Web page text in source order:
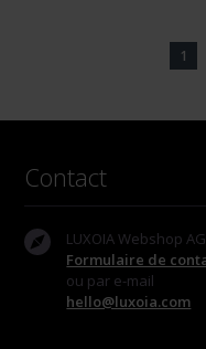
1
Contact
LUXOIA Webshop AG
Formulaire de
ou par e-mail
hello@luxoia.com